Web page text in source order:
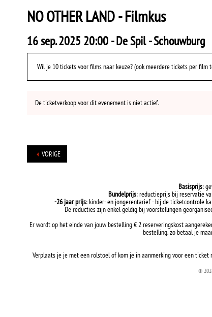
NO OTHER LAND - Filmkus
16 sep. 2025 20:00 - De Spil - Schouwburg
Wil je 10 tickets voor films naar keuze? (ook meerdere tickets per film
De ticketverkoop voor dit evenement is niet actief.
VORIGE
Basisprijs:
Bundelprijs: reductieprijs bij reservatie
-26 jaar prijs: kinder- en jongerentarief - bij de ticketcontrole
De reducties zijn enkel geldig bij voorstellingen
Er wordt op het einde van jouw bestelling € 2 reserveringskost
bestelling, zo betaal je
Verplaats je je met een rolstoel of kom je in aanmerking voor een
©